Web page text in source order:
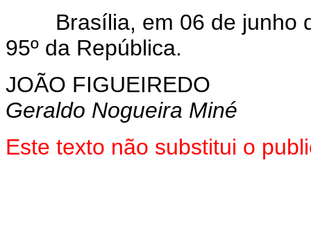
Brasília, em 06 de junho
95º da República.
JOÃO FIGUEIREDO
Geraldo Nogueira Miné
Este texto não substitui o